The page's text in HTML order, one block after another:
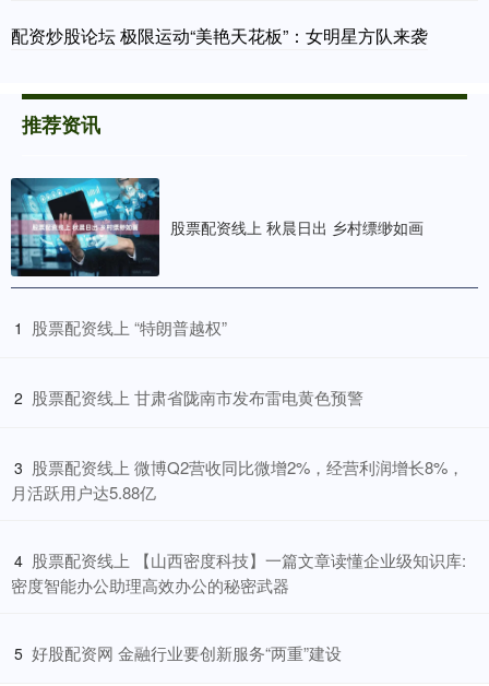
配资炒股论坛 极限运动“美艳天花板”：女明星方队来袭
推荐资讯
股票配资线上 秋晨日出 乡村缥缈如画
1 ​股票配资线上 “特朗普越权”
2 ​股票配资线上 甘肃省陇南市发布雷电黄色预警
3 ​股票配资线上 微博Q2营收同比微增2%，经营利润增长8%，
月活跃用户达5.88亿
4 ​股票配资线上 【山西密度科技】一篇文章读懂企业级知识库:
密度智能办公助理高效办公的秘密武器
5 ​好股配资网 金融行业要创新服务“两重”建设